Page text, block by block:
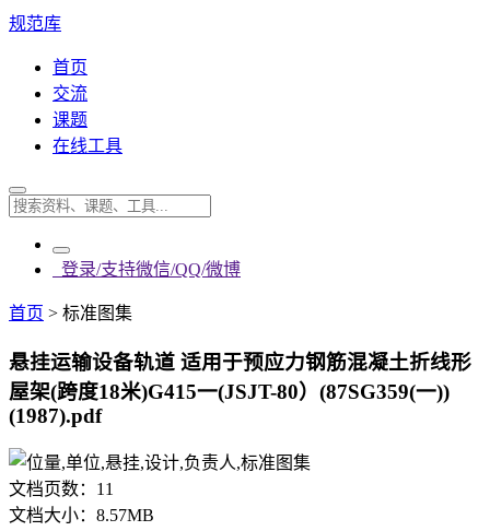
规范库
首页
交流
课题
在线工具
登录/支持微信/QQ/微博
首页 > 标准图集
悬挂运输设备轨道 适用于预应力钢筋混凝土折线形
屋架(跨度18米)G415一(JSJT-80）(87SG359(一))
(1987).pdf
文档页数： 11
文档大小： 8.57MB